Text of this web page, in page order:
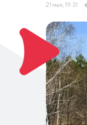
21 мая, 19:31